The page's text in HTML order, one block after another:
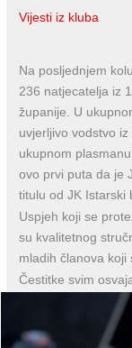
Vijesti iz kluba
Na posljednjem
236 natjecatelja iz
županije. U
uvjerljivo vodstvo
ukupnom
ovo prvi puta da je
titulu od JK Istarski
Uspjeh koji se
su kvalitetnog
mladih članova koji
Čestitke svim